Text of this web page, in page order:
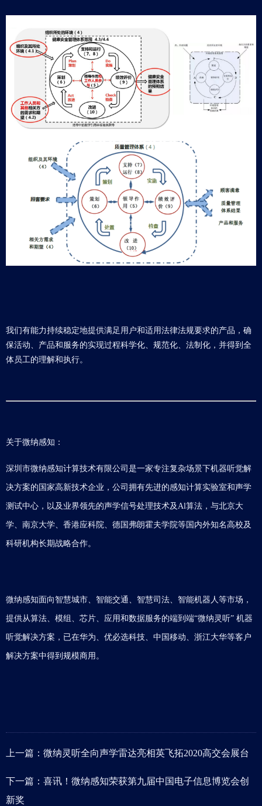
我们有能力持续稳定地提供满足用户和适用法律法规要求的产品，确
保活动、产品和服务的实现过程科学化、规范化、法制化，并得到全
体员工的理解和执行。
关于微纳感知：
深圳市微纳感知计算技术有限公司是一家专注复杂场景下机器听觉解
决方案的国家高新技术企业，公司拥有先进的感知计算实验室和声学
测试中心，以及业界领先的声学信号处理技术及Al算法，与北京大
学、南京大学、香港应科院、德国弗朗霍夫学院等国内外知名高校及
科研机构长期战略合作。
微纳感知面向智慧城市、智能交通、智慧司法、智能机器人等市场，
提供从算法、模组、芯片、应用和数据服务的端到端“微纳灵听” 机器
听觉解决方案，已在华为、优必选科技、中国移动、浙江大华等客户
解决方案中得到规模商用。
上一篇： 微纳灵听全向声学雷达亮相英飞拓2020高交会展台
下一篇： 喜讯！微纳感知荣获第九届中国电子信息博览会创
新奖